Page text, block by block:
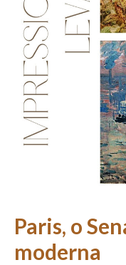
Paris, o
moderna